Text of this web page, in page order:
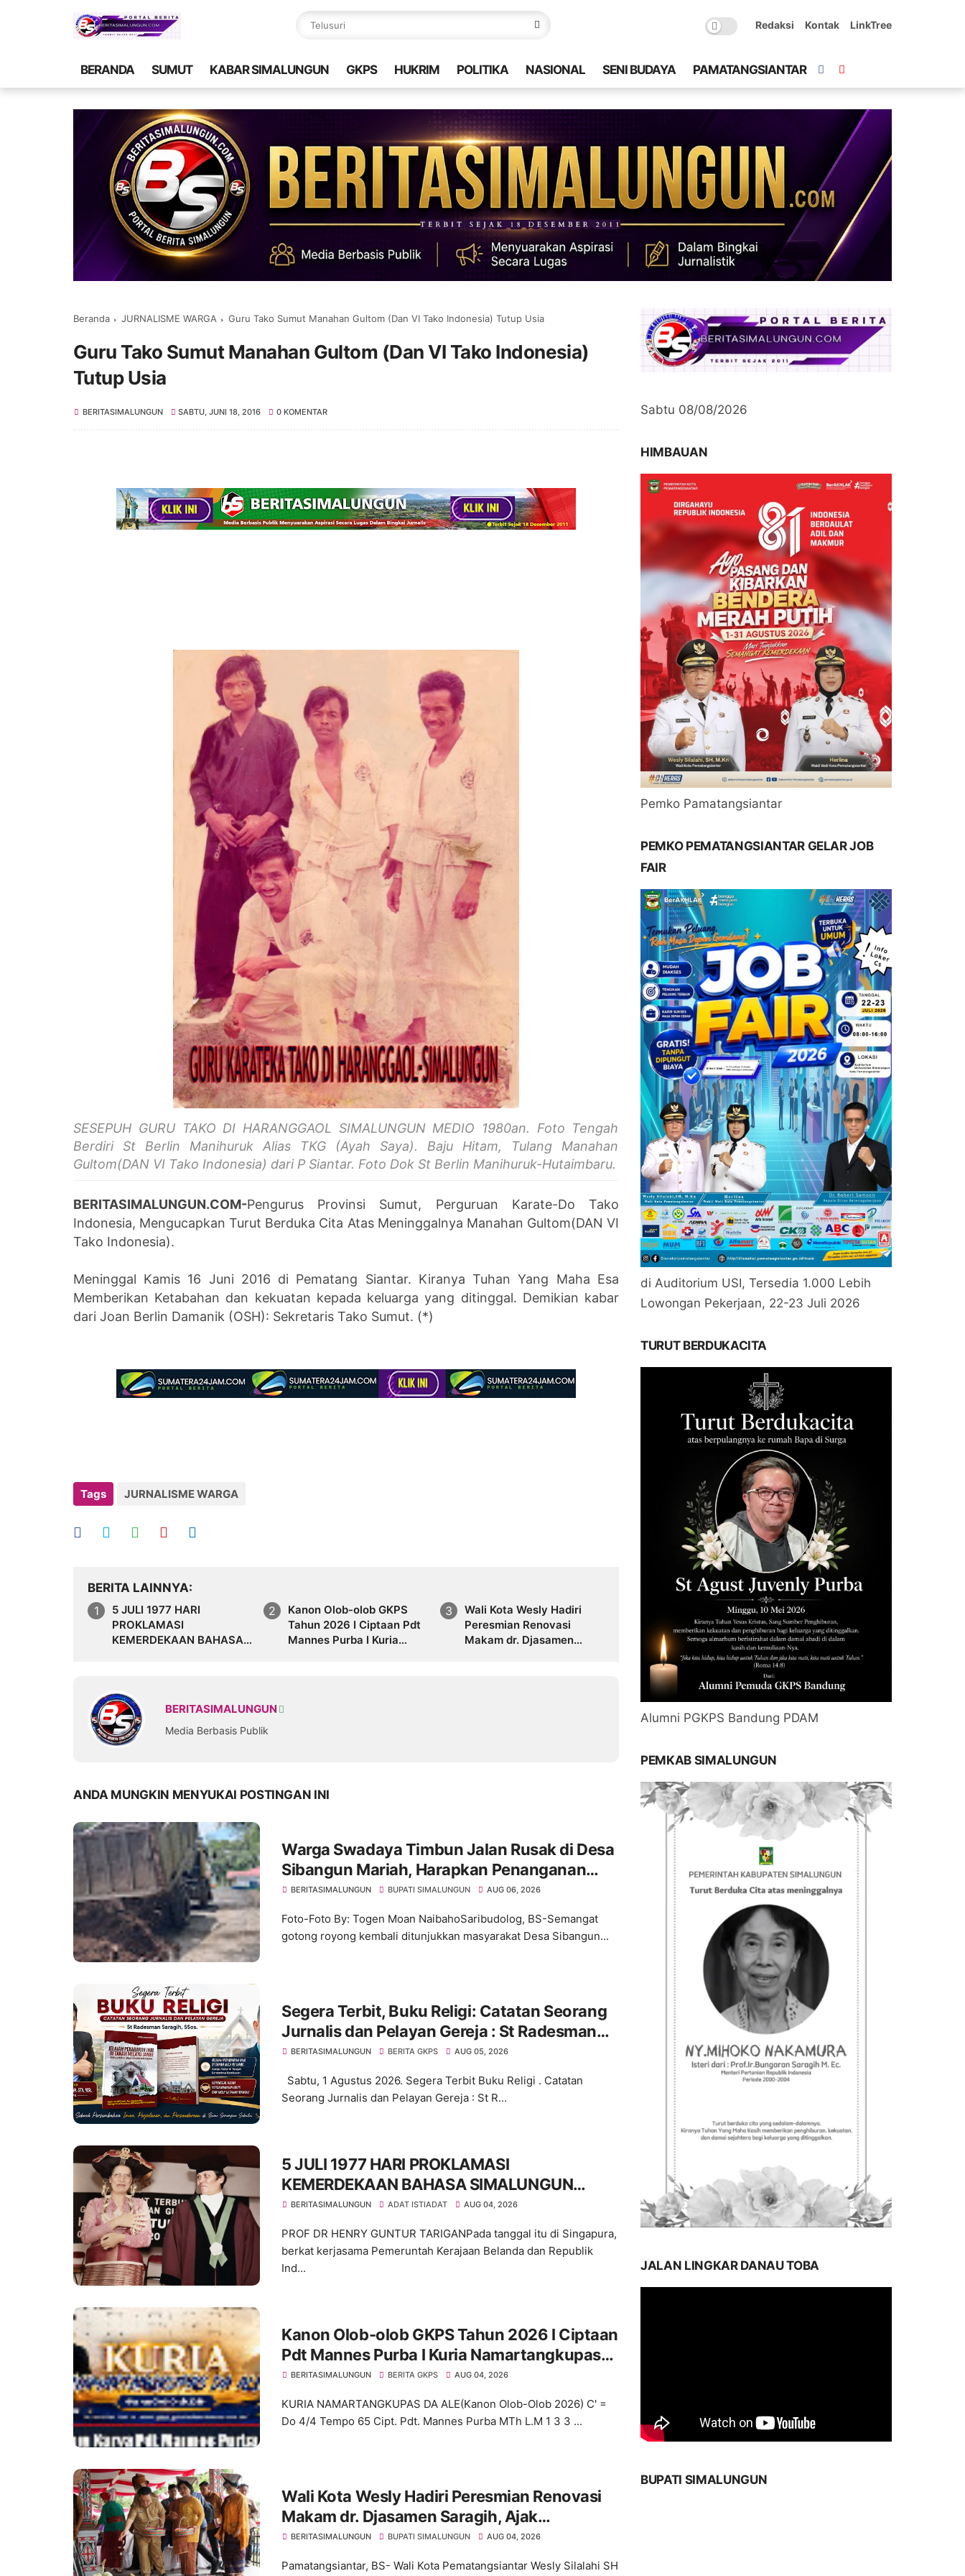
Redaksi Kontak LinkTree
BERANDA SUMUT KABAR SIMALUNGUN GKPS HUKRIM POLITIKA NASIONAL SENI BUDAYA PAMATANGSIANTAR
Beranda JURNALISME WARGA Guru Tako Sumut Manahan Gultom (Dan VI Tako Indonesia) Tutup Usia
Guru Tako Sumut Manahan Gultom (Dan VI Tako Indonesia)
Tutup Usia
BERITASIMALUNGUN SABTU, JUNI 18, 2016 0 KOMENTAR
SESEPUH GURU TAKO DI HARANGGAOL SIMALUNGUN MEDIO 1980an. Foto Tengah
Berdiri St Berlin Manihuruk Alias TKG (Ayah Saya). Baju Hitam, Tulang Manahan
Gultom(DAN VI Tako Indonesia) dari P Siantar. Foto Dok St Berlin Manihuruk-Hutaimbaru.
BERITASIMALUNGUN.COM-Pengurus Provinsi Sumut, Perguruan Karate-Do Tako
Indonesia, Mengucapkan Turut Berduka Cita Atas Meninggalnya Manahan Gultom(DAN VI
Tako Indonesia).
Meninggal Kamis 16 Juni 2016 di Pematang Siantar. Kiranya Tuhan Yang Maha Esa
Memberikan Ketabahan dan kekuatan kepada keluarga yang ditinggal. Demikian kabar
dari Joan Berlin Damanik (OSH): Sekretaris Tako Sumut. (*)
Tags JURNALISME WARGA
BERITA LAINNYA
5 JULI 1977 HARI
PROKLAMASI
KEMERDEKAAN BAHASA
Kanon Olob-olob GKPS
Tahun 2026 I Ciptaan Pdt
Mannes Purba I Kuria
Wali Kota Wesly Hadiri
Peresmian Renovasi
Makam dr. Djasamen
BERITASIMALUNGUN
Media Berbasis Publik
ANDA MUNGKIN MENYUKAI POSTINGAN INI
Warga Swadaya Timbun Jalan Rusak di Desa
Sibangun Mariah, Harapkan Penanganan
Permanen dari Pemerintah
BERITASIMALUNGUN BUPATI SIMALUNGUN AUG 06, 2026
Foto-Foto By: Togen Moan NaibahoSaribudolog, BS-Semangat
gotong royong kembali ditunjukkan masyarakat Desa Sibangun...
Segera Terbit, Buku Religi: Catatan Seorang
Jurnalis dan Pelayan Gereja : St Radesman
Saragih, SSos
BERITASIMALUNGUN BERITA GKPS AUG 05, 2026
Sabtu, 1 Agustus 2026. Segera Terbit Buku Religi . Catatan
Seorang Jurnalis dan Pelayan Gereja : St R...
5 JULI 1977 HARI PROKLAMASI
KEMERDEKAAN BAHASA SIMALUNGUN
SECARA ILMIAH
BERITASIMALUNGUN ADAT ISTIADAT AUG 04, 2026
PROF DR HENRY GUNTUR TARIGANPada tanggal itu di Singapura,
berkat kerjasama Pemeruntah Kerajaan Belanda dan Republik
Ind...
Kanon Olob-olob GKPS Tahun 2026 I Ciptaan
Pdt Mannes Purba I Kuria Namartangkupas
Da Ale
BERITASIMALUNGUN BERITA GKPS AUG 04, 2026
KURIA NAMARTANGKUPAS DA ALE(Kanon Olob-Olob 2026) C' =
Do 4/4 Tempo 65 Cipt. Pdt. Mannes Purba MTh L.M 1 3 3 ...
Wali Kota Wesly Hadiri Peresmian Renovasi
Makam dr. Djasamen Saragih, Ajak
Masyarakat Lestarikan Nilai Perjuangan
Tokoh Bangsa
BERITASIMALUNGUN BUPATI SIMALUNGUN AUG 04, 2026
Pamatangsiantar, BS- Wali Kota Pematangsiantar Wesly Silalahi SH
Sabtu 08/08/2026
HIMBAUAN
Pemko Pamatangsiantar
PEMKO PEMATANGSIANTAR GELAR JOB
FAIR
di Auditorium USI, Tersedia 1.000 Lebih
Lowongan Pekerjaan, 22-23 Juli 2026
TURUT BERDUKACITA
Alumni PGKPS Bandung PDAM
PEMKAB SIMALUNGUN
JALAN LINGKAR DANAU TOBA
BUPATI SIMALUNGUN